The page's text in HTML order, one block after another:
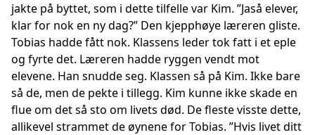
jakte på byttet, som i dette tilfelle var Kim. ”Jaså elever,
klar for nok en ny dag?” Den kjepphøye læreren gliste.
Tobias hadde fått nok. Klassens leder tok fatt i et eple
og fyrte det. Læreren hadde ryggen vendt mot
elevene. Han snudde seg. Klassen så på Kim. Ikke bare
så de, men de pekte i tillegg. Kim kunne ikke skade en
flue om det så sto om livets død. De fleste visste dette,
allikevel strammet de øynene for Tobias. ”Hvis livet ditt